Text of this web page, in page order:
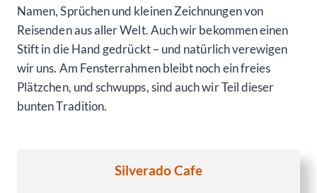
Namen, Sprüchen und kleinen Zeichnungen von
Reisenden aus aller Welt. Auch wir bekommen einen
Stift in die Hand gedrückt – und natürlich verewigen
wir uns. Am Fensterrahmen bleibt noch ein freies
Plätzchen, und schwupps, sind auch wir Teil dieser
bunten Tradition.
Silverado Cafe